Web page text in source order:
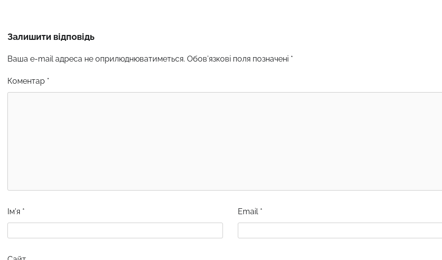
Залишити відповідь
Ваша e-mail адреса не оприлюднюватиметься. Обов’язкові поля позначені *
Коментар *
Ім'я * Email *